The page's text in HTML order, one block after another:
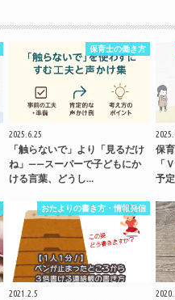
保育士の働き方
2025.6.25
「触らないで」より「見るだけ
ね」——スーパーで子どもにか
ける言葉、どうし…
保
「
予定
おたよりの書き方・情報発信
2021.2.5